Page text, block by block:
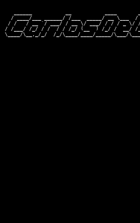
/ ____/___ ______/ /___  _____/ __ \___
/ /   / __ `/ ___/ / __ \/ ___/ / / / _
/ /___/ /_/ / /  / / /_/ (__  ) /_/ /